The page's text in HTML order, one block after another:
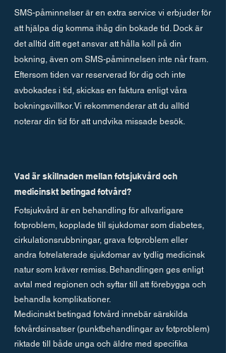
SMS-påminnelser är en extra service vi erbjuder för
att hjälpa dig komma ihåg din bokade tid. Dock är
det alltid ditt eget ansvar att hålla koll på din
bokning, även om SMS-påminnelsen inte når fram.
Eftersom tiden var reserverad för dig och inte
avbokades i tid, skickas en faktura enligt våra
bokningsvillkor. Vi rekommenderar att du alltid
noterar din tid för att undvika missade besök.
Vad är skillnaden mellan fotsjukvård och
medicinskt betingad fotvård?
Fotsjukvård är en behandling för allvarligare
fotproblem, kopplade till sjukdomar som diabetes,
cirkulationsrubbningar, grava fotproblem eller
andra fotrelaterade sjukdomar av tydlig medicinsk
natur som kräver remiss. Behandlingen ges enligt
avtal med regionen och syftar till att förebygga och
behandla komplikationer.
​Medicinskt betingad fotvård innebär särskilda
fotvårdsinsatser (punktbehandlingar av fotproblem)
riktade till både unga och äldre med specifika